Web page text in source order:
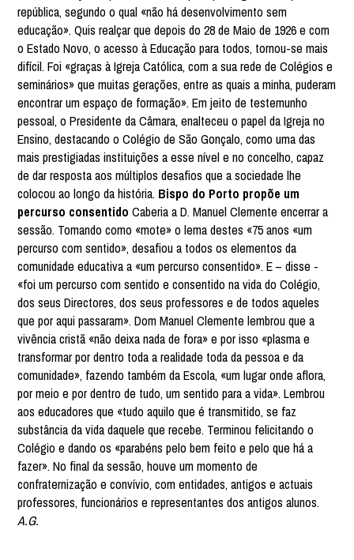
república, segundo o qual «não há desenvolvimento sem
educação». Quis realçar que depois do 28 de Maio de 1926 e com
o Estado Novo, o acesso à Educação para todos, tornou-se mais
difícil. Foi «graças à Igreja Católica, com a sua rede de Colégios e
seminários» que muitas gerações, entre as quais a minha, puderam
encontrar um espaço de formação». Em jeito de testemunho
pessoal, o Presidente da Câmara, enalteceu o papel da Igreja no
Ensino, destacando o Colégio de São Gonçalo, como uma das
mais prestigiadas instituições a esse nível e no concelho, capaz
de dar resposta aos múltiplos desafios que a sociedade lhe
colocou ao longo da história. Bispo do Porto propõe um
percurso consentido Caberia a D. Manuel Clemente encerrar a
sessão. Tomando como «mote» o lema destes «75 anos «um
percurso com sentido», desafiou a todos os elementos da
comunidade educativa a «um percurso consentido». E – disse -
«foi um percurso com sentido e consentido na vida do Colégio,
dos seus Directores, dos seus professores e de todos aqueles
que por aqui passaram». Dom Manuel Clemente lembrou que a
vivência cristã «não deixa nada de fora» e por isso «plasma e
transformar por dentro toda a realidade toda da pessoa e da
comunidade», fazendo também da Escola, «um lugar onde aflora,
por meio e por dentro de tudo, um sentido para a vida». Lembrou
aos educadores que «tudo aquilo que é transmitido, se faz
substância da vida daquele que recebe. Terminou felicitando o
Colégio e dando os «parabéns pelo bem feito e pelo que há a
fazer». No final da sessão, houve um momento de
confraternização e convívio, com entidades, antigos e actuais
professores, funcionários e representantes dos antigos alunos.
A.G.